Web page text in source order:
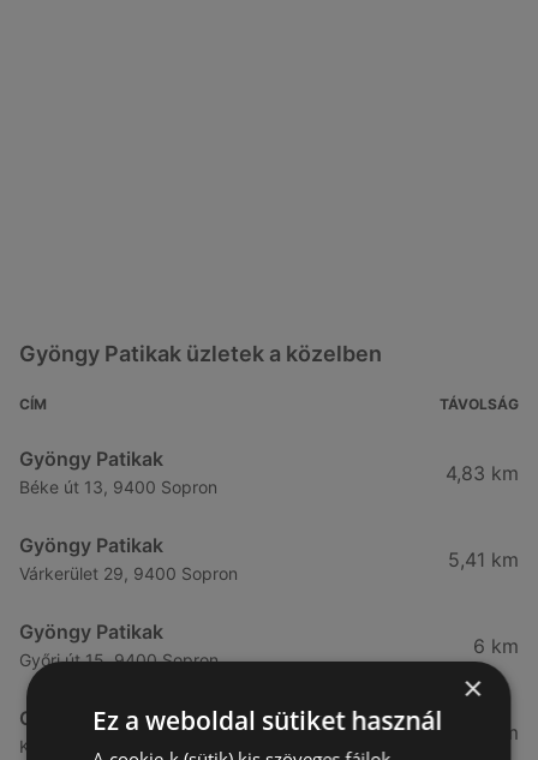
Gyöngy Patikak üzletek a közelben
CÍM TÁVOLSÁG
Gyöngy Patikak
Béke út 13, 9400 Sopron
4,83 km
Gyöngy Patikak
Várkerület 29, 9400 Sopron
5,41 km
Gyöngy Patikak
Győri út 15, 9400 Sopron
6 km
Gyöngy Patikak
Kossuth Lajos u. 9, 9730 Kőszeg
33,76 km
×
Ez a weboldal sütiket használ